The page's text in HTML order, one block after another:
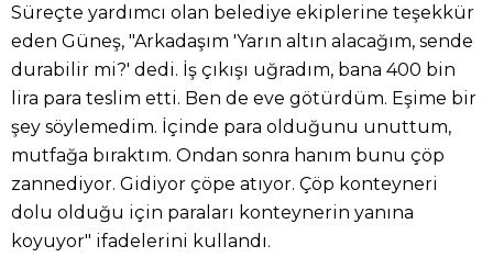
Süreçte yardımcı olan belediye ekiplerine teşekkür
eden Güneş, "Arkadaşım 'Yarın altın alacağım, sende
durabilir mi?' dedi. İş çıkışı uğradım, bana 400 bin
lira para teslim etti. Ben de eve götürdüm. Eşime bir
şey söylemedim. İçinde para olduğunu unuttum,
mutfağa bıraktım. Ondan sonra hanım bunu çöp
zannediyor. Gidiyor çöpe atıyor. Çöp konteyneri
dolu olduğu için paraları konteynerin yanına
koyuyor" ifadelerini kullandı.